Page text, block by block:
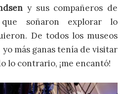
y sus compañeros de
que soñaron explorar lo
De todos los museos
más ganas tenía de visitar
lo contrario, ¡me encantó!